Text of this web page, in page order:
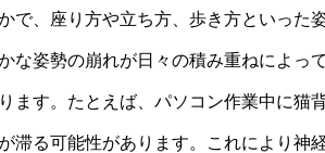
で、座り方や立ち方、歩き方といっ
な姿勢の崩れが日々の積み重ねによ
ます。たとえば、パソコン作業中に猫
滞る可能性があります。これにより神